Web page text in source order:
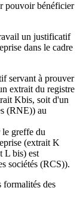
pouvoir bénéficier
un justificatif
dans le cadre
servant à prouver
extrait du registre
Kbis, soit d'un
(RNE)) au
greffe du
(extrait K
L bis) est
sociétés (RCS)).
formalités des